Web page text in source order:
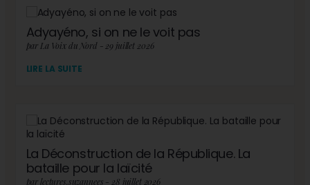
Adyayéno, si on ne le voit pas
par La Voix du Nord - 29 juillet 2026
LIRE LA SUITE
La Déconstruction de la République. La
bataille pour la laïcité
par lectures.suzannees - 28 juillet 2026